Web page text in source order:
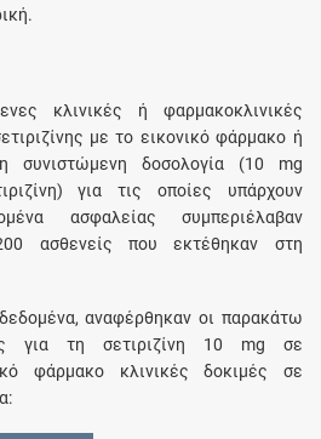
κλινικές ή φαρμακοκλινικές
με το εικονικό φάρμακο ή
συνιστώμενη δοσολογία (10 mg
για τις οποίες υπάρχουν
ασφαλείας συμπεριέλαβαν
ασθενείς που εκτέθηκαν στη
αναφέρθηκαν οι παρακάτω
για τη σετιριζίνη 10 mg σε
φάρμακο κλινικές δοκιμές σε